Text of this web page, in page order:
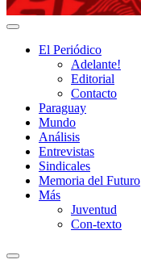
Adelante!
El Periódico
Adelante!
Editorial
Contacto
Paraguay
Mundo
Análisis
Entrevistas
Sindicales
Memoria del Futuro
Más
Juventud
Con-texto
Alternar